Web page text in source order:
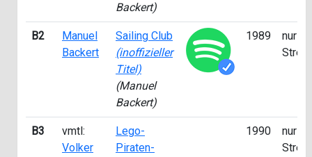
Backert)
B2
Manuel
Backert
Sailing Club
(inoffizieller
Titel)
(Manuel
Backert)
1989
nur für
B3
vmtl:
Volker
Lego-
Piraten-
1990
nur für